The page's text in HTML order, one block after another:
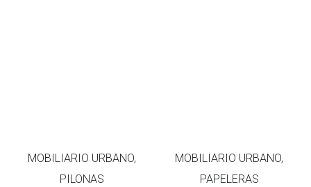
MOBILIARIO URBANO,
PILONAS
MOBILIARIO URBANO,
PAPELERAS